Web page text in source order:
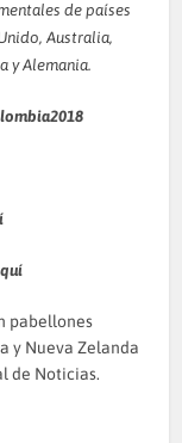
de países
Australia,
y Alemania.
pabellones
y Nueva Zelanda
de Noticias.